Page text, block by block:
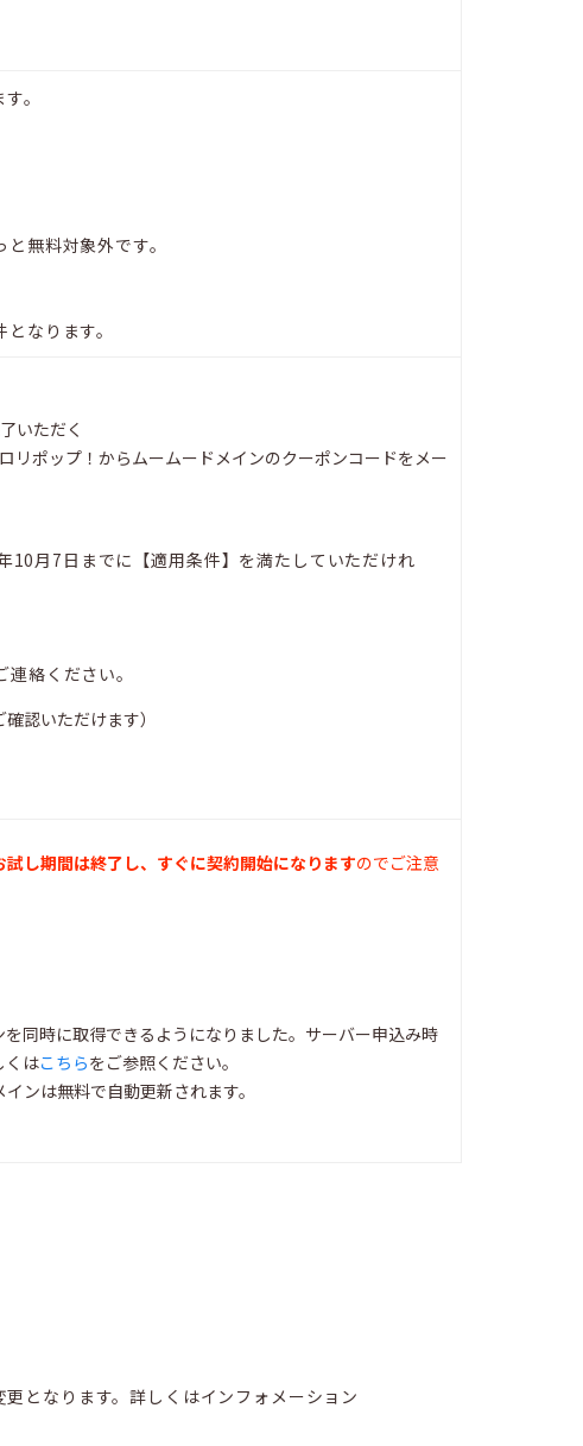
。
無料対象外です。
なります。
いただく
リポップ！からムームードメインのクーポンコードをメー
月7日までに【適用条件】を満たしていただけれ
絡ください。
認いただけます）
試し期間は終了し、すぐに契約開始になりますのでご注意
同時に取得できるようになりました。サーバー申込み時
くはこちらをご参照ください。
ンは無料で自動更新されます。
となります。詳しくはインフォメーション